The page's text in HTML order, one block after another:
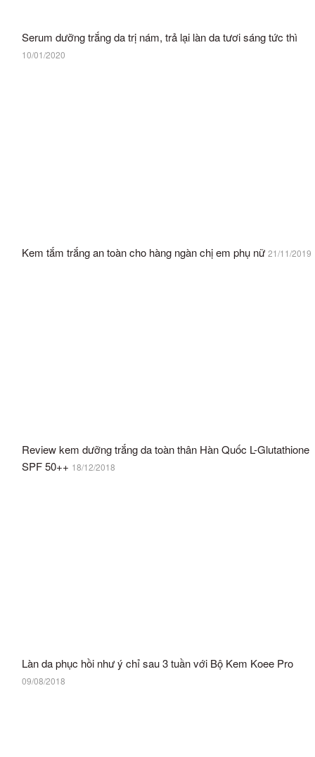
Serum dưỡng trắng da trị nám, trả lại làn da tươi sáng tức thì
10/01/2020
Kem tắm trắng an toàn cho hàng ngàn chị em phụ nữ 21/11/2019
Review kem dưỡng trắng da toàn thân Hàn Quốc L-Glutathione
SPF 50++ 18/12/2018
Làn da phục hồi như ý chỉ sau 3 tuần với Bộ Kem Koee Pro
09/08/2018